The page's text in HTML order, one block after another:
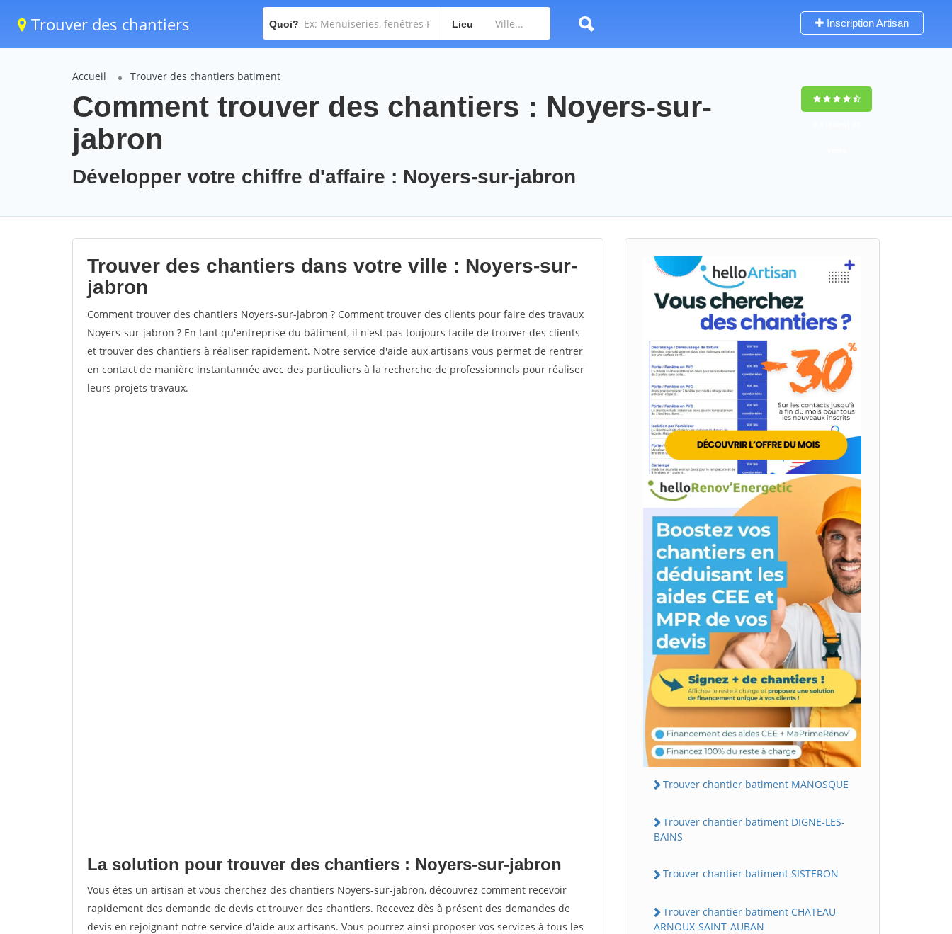
Trouver des chantiers Quoi? Lieu Inscription Artisan
Accueil Trouver des chantiers batiment
Comment trouver des chantiers : Noyers-sur-
jabron
Développer votre chiffre d'affaire : Noyers-sur-jabron
Trouver des chantiers dans votre ville : Noyers-sur-
jabron
Comment trouver des chantiers Noyers-sur-jabron ? Comment trouver des clients pour faire des travaux
Noyers-sur-jabron ? En tant qu'entreprise du bâtiment, il n'est pas toujours facile de trouver des clients
et trouver des chantiers à réaliser rapidement. Notre service d'aide aux artisans vous permet de rentrer
en contact de manière instantannée avec des particuliers à la recherche de professionnels pour réaliser
leurs projets travaux.
La solution pour trouver des chantiers : Noyers-sur-jabron
Vous êtes un artisan et vous cherchez des chantiers Noyers-sur-jabron, découvrez comment recevoir
rapidement des demande de devis et trouver des chantiers. Recevez dès à présent des demandes de
devis en rejoignant notre service d'aide aux artisans. Vous pourrez ainsi proposer vos services à tous les
Trouver chantier batiment MANOSQUE
Trouver chantier batiment DIGNE-LES-
BAINS
Trouver chantier batiment SISTERON
Trouver chantier batiment CHATEAU-
ARNOUX-SAINT-AUBAN